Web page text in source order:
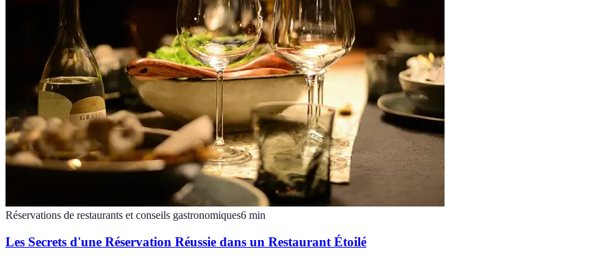
Réservations de restaurants et conseils gastronomiques6 min
Les Secrets d'une Réservation Réussie dans un Restaurant Étoilé